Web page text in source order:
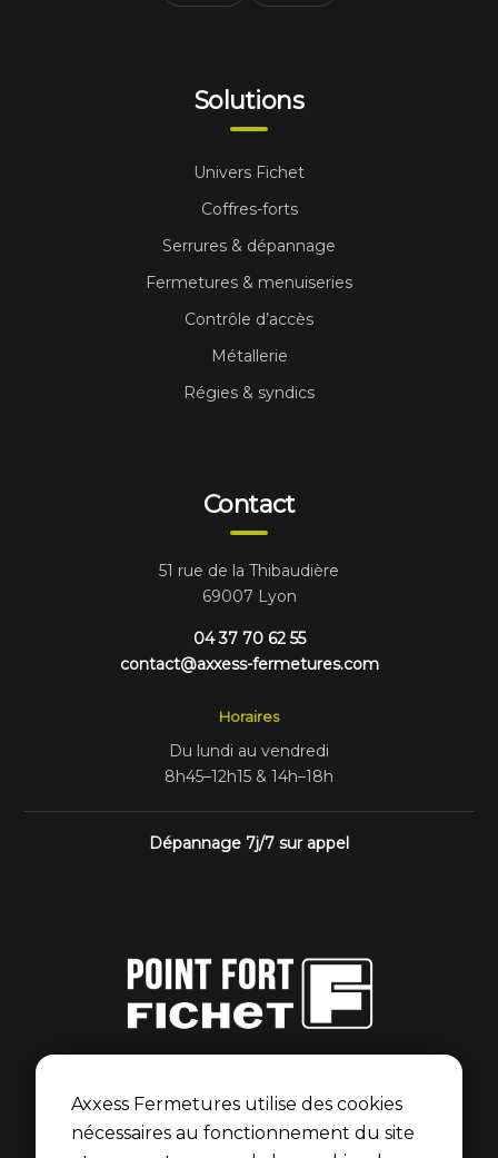
Solutions
Univers Fichet
Coffres-forts
Serrures & dépannage
Fermetures & menuiseries
Contrôle d’accès
Métallerie
Régies & syndics
Contact
51 rue de la Thibaudière
69007 Lyon
04 37 70 62 55
contact@axxess-fermetures.com
Horaires
Du lundi au vendredi
8h45–12h15 & 14h–18h
Dépannage 7j/7 sur appel
Axxess Fermetures est membre du réseau Point Fort
Fichet pour les portes blindées et serrures Fichet.
Axxess Fermetures utilise des cookies
nécessaires au fonctionnement du site